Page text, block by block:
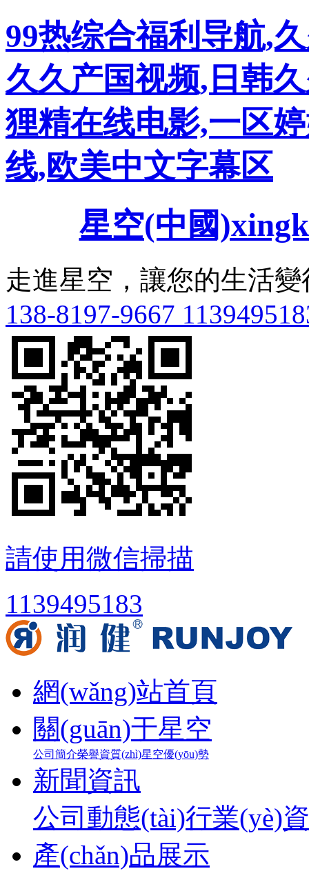
99热综合福利导航,
久久产国视频,日韩
狸精在线电影,一区
线,欧美中文字幕区
星空(中國
走進星空，讓您的生活變得
138-8197-9667
請使用微信掃描
1139495183
網(wǎng)站首頁
關(guān)于星空
公司簡介榮譽資質(zhì)星空優(yōu)勢
新聞資訊
公司動態(tài)行業(yè)
產(chǎn)品展示